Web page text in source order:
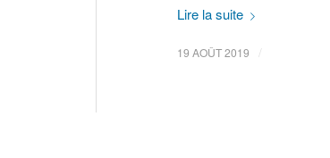
Lire la suite
19 AOÛT 2019